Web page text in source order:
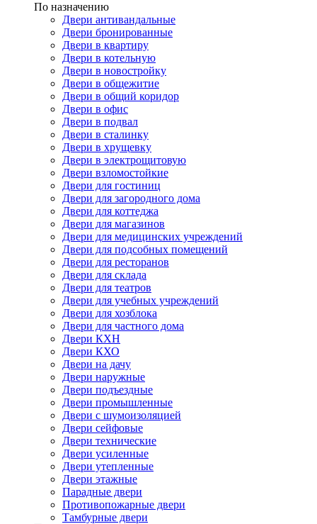
По назначению
Двери антивандальные
Двери бронированные
Двери в квартиру
Двери в котельную
Двери в новостройку
Двери в общежитие
Двери в общий коридор
Двери в офис
Двери в подвал
Двери в сталинку
Двери в хрущевку
Двери в электрощитовую
Двери взломостойкие
Двери для гостиниц
Двери для загородного дома
Двери для коттеджа
Двери для магазинов
Двери для медицинских учреждений
Двери для подсобных помещений
Двери для ресторанов
Двери для склада
Двери для театров
Двери для учебных учреждений
Двери для хозблока
Двери для частного дома
Двери КХН
Двери КХО
Двери на дачу
Двери наружные
Двери подъездные
Двери промышленные
Двери с шумоизоляцией
Двери сейфовые
Двери технические
Двери усиленные
Двери утепленные
Двери этажные
Парадные двери
Противопожарные двери
Тамбурные двери